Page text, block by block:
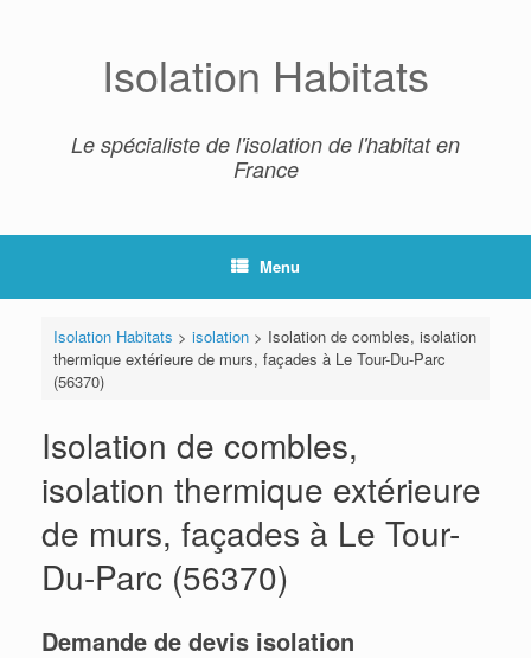
Isolation Habitats
Le spécialiste de l'isolation de l'habitat en
France
Menu
Isolation Habitats > isolation> Isolation de combles, isolation
thermique extérieure de murs, façades à Le Tour-Du-Parc
(56370)
Isolation de combles,
isolation thermique extérieure
de murs, façades à Le Tour-
Du-Parc (56370)
Demande de devis isolation